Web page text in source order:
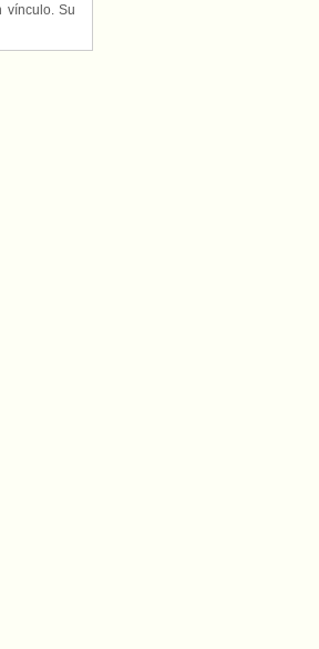
vínculo. Su